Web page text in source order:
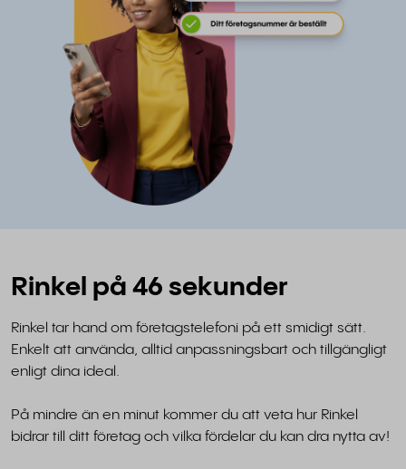
Rinkel på 46 sekunder
Rinkel tar hand om företagstelefoni på ett smidigt sätt.
Enkelt att använda, alltid anpassningsbart och tillgängligt
enligt dina ideal.
På mindre än en minut kommer du att veta hur Rinkel
bidrar till ditt företag och vilka fördelar du kan dra nytta av!